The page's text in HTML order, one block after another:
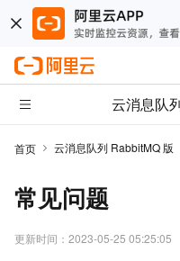
云消息队
首页 云消息队列 RabbitMQ 版
常见问题
更新时间： 2023-05-25 05:25:05